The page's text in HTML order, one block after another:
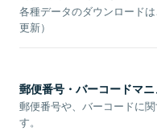
各種データのダウンロード
更新）
郵便番号・バーコードマ
郵便番号や、バーコードに
す。